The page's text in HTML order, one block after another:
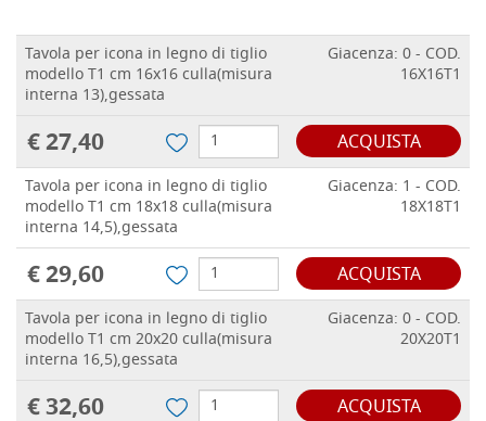
Tavola per icona in legno di tiglio
modello T1 cm 16x16 culla(misura
interna 13),gessata
Giacenza: 0 - COD.
16X16T1
€ 27,40 ACQUISTA
Tavola per icona in legno di tiglio
modello T1 cm 18x18 culla(misura
interna 14,5),gessata
Giacenza: 1 - COD.
18X18T1
€ 29,60 ACQUISTA
Tavola per icona in legno di tiglio
modello T1 cm 20x20 culla(misura
interna 16,5),gessata
Giacenza: 0 - COD.
20X20T1
€ 32,60 ACQUISTA